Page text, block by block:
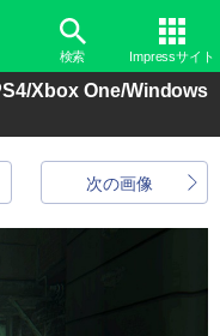
検索 Impressサイト
Xbox One/Windows
次の画像